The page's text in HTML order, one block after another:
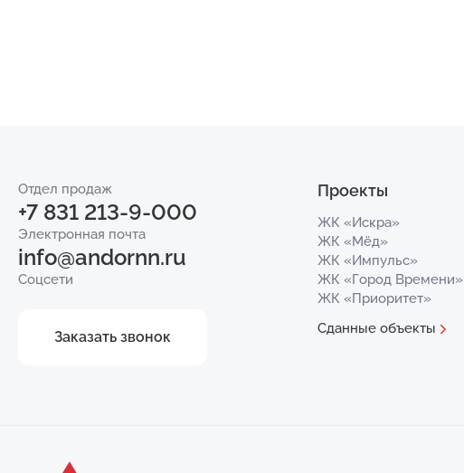
Отдел продаж
+7 831 213-9-000
Электронная почта
info@andornn.ru
Соцсети
Заказать звонок
Проекты
ЖК «Искра»
ЖК «Мёд»
ЖК «Импульс»
ЖК «Город Времени»
ЖК «Приоритет»
Сданные объекты